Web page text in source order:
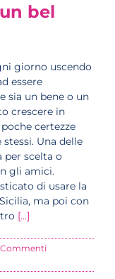
bel
giorno uscendo
essere
sia un bene o un
crescere in
certezze
Una delle
per scelta o
gli amici.
di usare la
ma poi con
[...]